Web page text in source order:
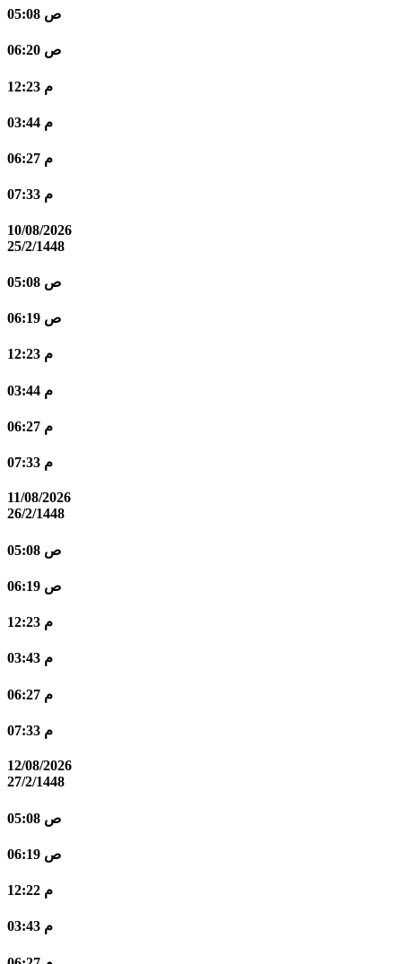
05:08 ص
06:20 ص
12:23 م
03:44 م
06:27 م
07:33 م
10/08/2026
25/2/1448
05:08 ص
06:19 ص
12:23 م
03:44 م
06:27 م
07:33 م
11/08/2026
26/2/1448
05:08 ص
06:19 ص
12:23 م
03:43 م
06:27 م
07:33 م
12/08/2026
27/2/1448
05:08 ص
06:19 ص
12:22 م
03:43 م